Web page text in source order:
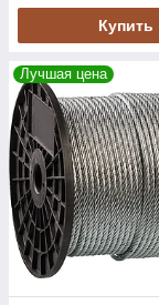
Купить
Лучшая цена